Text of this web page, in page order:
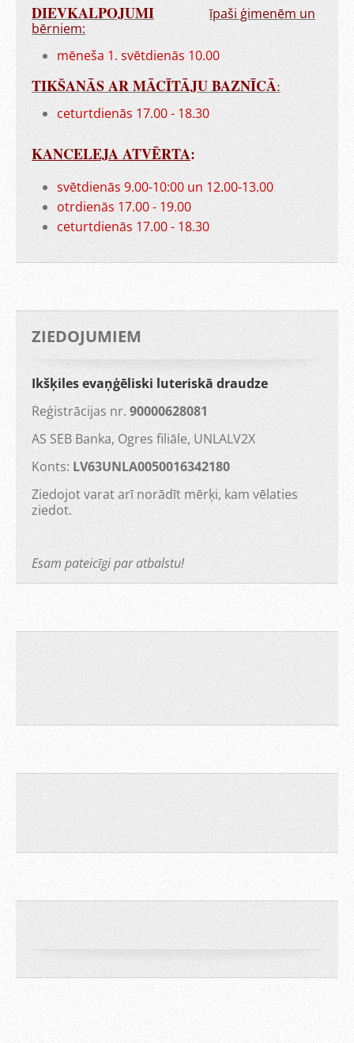
DIEVKALPOJUMI
īpaši ģimenēm un
bērniem:
mēneša 1. svētdienās 10.00
TIKŠANĀS AR MĀCĪTĀJU BAZNĪCĀ:
ceturtdienās 17.00 - 18.30
KANCELEJA ATVĒRTA:
svētdienās 9.00-10:00 un 12.00-13.00
otrdienās 17.00 - 19.00
ceturtdienās 17.00 - 18.30
ZIEDOJUMIEM
Ikšķiles evaņģēliski luteriskā draudze
Reģistrācijas nr. 90000628081
AS SEB Banka, Ogres filiāle, UNLALV2X
Konts: LV63UNLA0050016342180
Ziedojot varat arī norādīt mērķi, kam vēlaties
ziedot.
Esam pateicīgi par atbalstu!